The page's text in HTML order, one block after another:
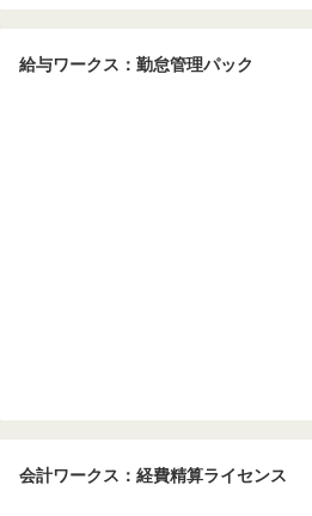
給与ワークス：勤怠管理パック
会計ワークス：経費精算ライセンス